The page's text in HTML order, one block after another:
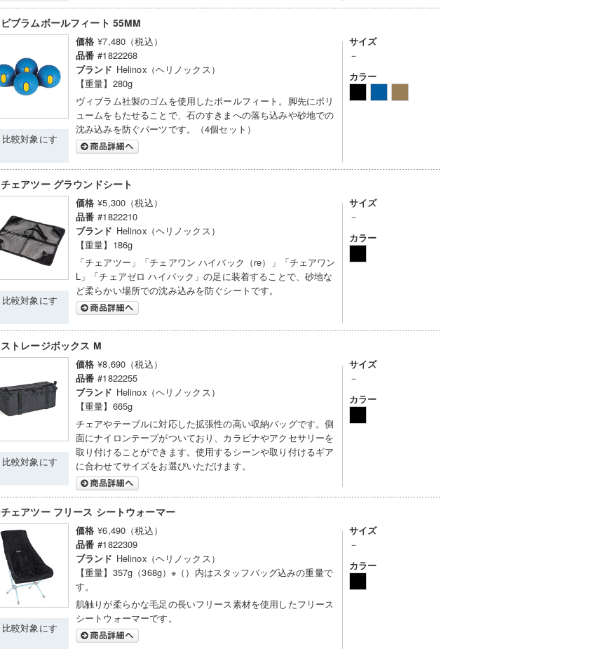
ビブラムボールフィート 55MM
比較対象にす
価格 ¥7,480（税込）
品番 #1822268
ブランド Helinox（ヘリノックス）
【重量】280g
ヴィブラム社製のゴムを使用したボールフィート。脚先にボリ
ュームをもたせることで、石のすきまへの落ち込みや砂地での
沈み込みを防ぐパーツです。（4個セット）
サイズ
－
カラー
チェアツー グラウンドシート
比較対象にす
価格 ¥5,300（税込）
品番 #1822210
ブランド Helinox（ヘリノックス）
【重量】186g
「チェアツー」「チェアワン ハイバック（re）」「チェアワン
L」「チェアゼロ ハイバック」の足に装着することで、砂地な
ど柔らかい場所での沈み込みを防ぐシートです。
サイズ
－
カラー
ストレージボックス M
比較対象にす
価格 ¥8,690（税込）
品番 #1822255
ブランド Helinox（ヘリノックス）
【重量】665g
チェアやテーブルに対応した拡張性の高い収納バッグです。側
面にナイロンテープがついており、カラビナやアクセサリーを
取り付けることができます。使用するシーンや取り付けるギア
に合わせてサイズをお選びいただけます。
サイズ
－
カラー
チェアツー フリース シートウォーマー
比較対象にす
価格 ¥6,490（税込）
品番 #1822309
ブランド Helinox（ヘリノックス）
【重量】357g（368g）※（）内はスタッフバッグ込みの重量で
す。
肌触りが柔らかな毛足の長いフリース素材を使用したフリース
シートウォーマーです。
サイズ
－
カラー